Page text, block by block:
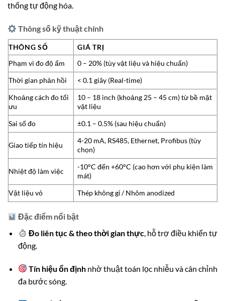
thống tự động hóa.
Thông số kỹ thuật chính
THÔNG SỐ
GIÁ TRỊ
Phạm vi đo độ ẩm
0 – 20% (tùy vật liệu và hiệu chuẩn)
Thời gian phản hồi
< 0.1 giây (Real-time)
Khoảng cách đo tối
ưu
10 – 18 inch (khoảng 25 – 45 cm) từ bề mặt
vật liệu
Sai số đo
±0.1 – 0.5% (sau hiệu chuẩn)
Giao tiếp tín hiệu
4-20 mA, RS485, Ethernet, Profibus (tùy
chọn)
Nhiệt độ làm việc
-10°C đến +60°C (cao hơn với phụ kiện làm
mát)
Vật liệu vỏ
Thép không gỉ / Nhôm anodized
Đặc điểm nổi bật
Đo liên tục & theo thời gian thực, hỗ trợ điều khiển tự
động.
Tín hiệu ổn định nhờ thuật toán lọc nhiễu và cân chỉnh
đa bước sóng.